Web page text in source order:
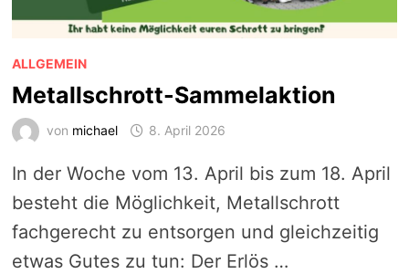
ALLGEMEIN
Metallschrott-Sammelaktion
von michael 8. April 2026
In der Woche vom 13. April bis zum 18. April
besteht die Möglichkeit, Metallschrott
fachgerecht zu entsorgen und gleichzeitig
etwas Gutes zu tun: Der Erlös …